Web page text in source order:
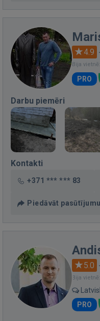
4.9 ·
Bija
PRO
Darbu piemēri
Kontakti
+371 *** *** 83
Piedāvāt pasūtījumu
5.0 ·
Bija
PRO